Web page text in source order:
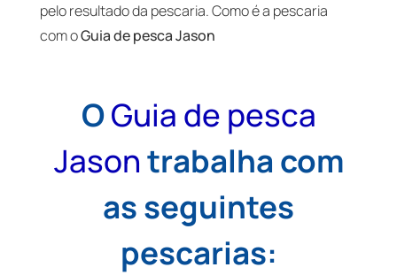
pelo resultado da pescaria. Como é a pescaria
com oGuia de pesca Jason
OGuia de pesca
Jasontrabalha com
as seguintes
pescarias: